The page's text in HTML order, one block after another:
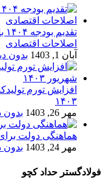
اصلاحات اقتصادی
آبان 1, 1403
بدون
۱۴۰۳
مهر 26, 1403
بدون
هماهنگی دولت
مهر 24, 1403
بدون
فولادگستر حداد کچو